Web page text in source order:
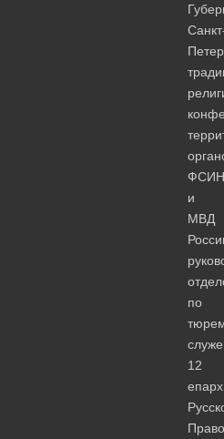
ФСИН
и
МВД
по
12